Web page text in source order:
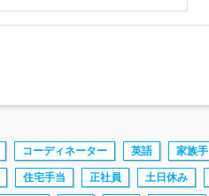
コーディネーター 英語 家族
住宅手当 正社員 土日休み